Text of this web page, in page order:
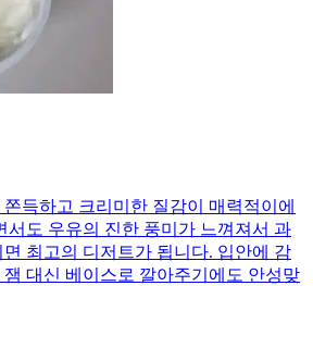
득하고 크리미한 질감이 매력적이에
서도 우유의 진한 풍미가 느껴져서 과
최고의 디저트가 됩니다. 입안에 감
대신 베이스로 깔아주기에도 안성맞